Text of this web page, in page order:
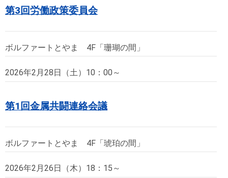
第3回労働政策委員会
ボルファートとやま 4F「珊瑚の間」
2026年2月28日（土）10：00～
第1回金属共闘連絡会議
ボルファートとやま 4F「琥珀の間」
2026年2月26日（木）18：15～